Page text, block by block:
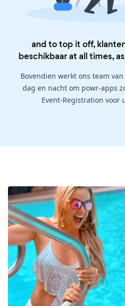
and to top it off,
beschikbaar at all times,
Bovendien werkt ons team
dag en nacht om powr-apps
Event-Registration voor